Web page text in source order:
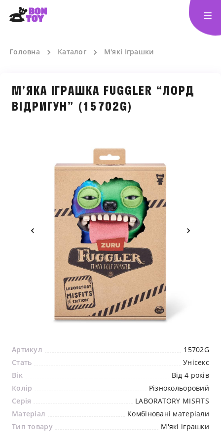
Головна Каталог М'які Іграшки
М’ЯКА ІГРАШКА FUGGLER “ЛОРД
ВІДРИГУН” (15702G)
Артикул
15702G
Стать
Унісекс
Вік
Від 4 років
Колір
Різнокольоровий
Серія
LABORATORY MISFITS
Матеріал
Комбіновані матеріали
Тип товару
М'які іграшки